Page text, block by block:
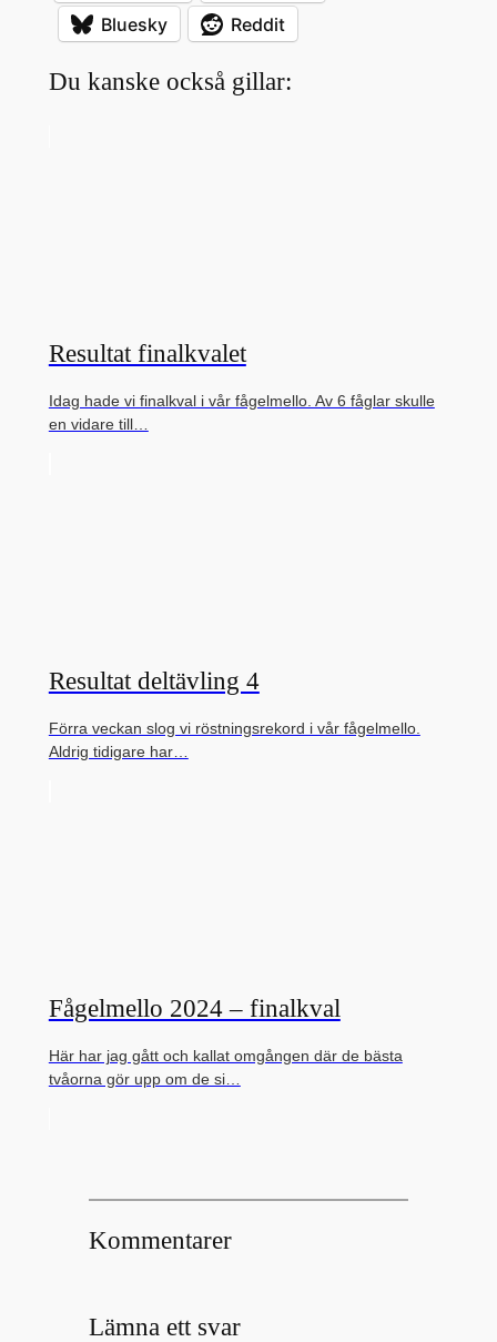
Bluesky Reddit
Du kanske också gillar:
Resultat finalkvalet
Idag hade vi finalkval i vår fågelmello. Av 6 fåglar skulle
en vidare till…
Resultat deltävling 4
Förra veckan slog vi röstningsrekord i vår fågelmello.
Aldrig tidigare har…
Fågelmello 2024 – finalkval
Här har jag gått och kallat omgången där de bästa
tvåorna gör upp om de si…
Kommentarer
Lämna ett svar